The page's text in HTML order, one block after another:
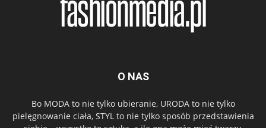
O NAS
Bo MODA to nie tylko ubieranie, URODA to nie tylko
pielęgnowanie ciała, STYL to nie tylko sposób przedstawienia